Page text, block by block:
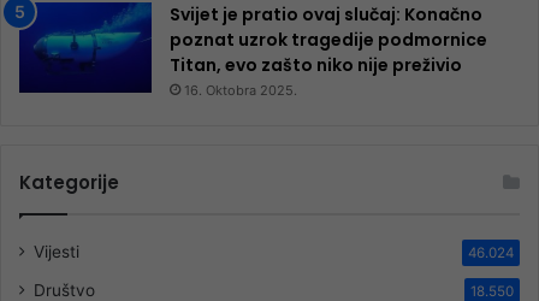
Svijet je pratio ovaj slučaj: Konačno
poznat uzrok tragedije podmornice
Titan, evo zašto niko nije preživio
16. Oktobra 2025.
Kategorije
Vijesti 46.024
Društvo 18.550